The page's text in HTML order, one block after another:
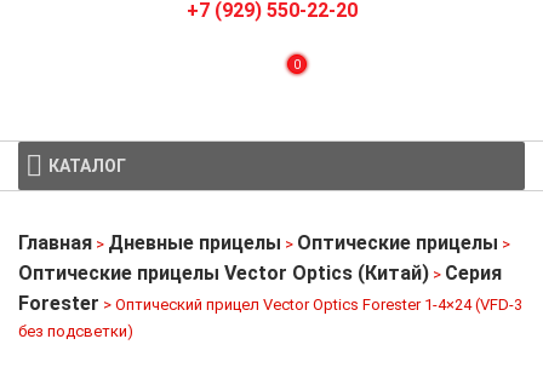
0
+7 (929) 550-22-20
КАТАЛОГ
Главная > Дневные прицелы > Оптические прицелы >
Оптические прицелы Vector Optics (Китай) > Серия
Forester > Оптический прицел Vector Optics Forester 1-4×24 (VFD-3
без подсветки)